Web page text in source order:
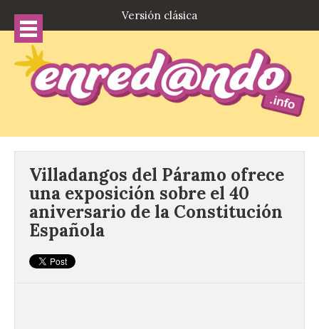
Versión clásica
Villadangos del Páramo ofrece
una exposición sobre el 40
aniversario de la Constitución
Española